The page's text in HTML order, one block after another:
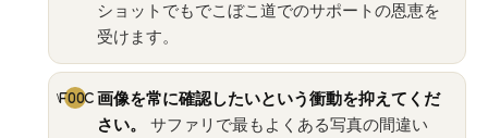
ショットでもでこぼこ道でのサポートの恩恵を
受けます。
画像を常に確認したいという衝動を抑えてくだ
さい。
サファリで最もよくある写真の間違い